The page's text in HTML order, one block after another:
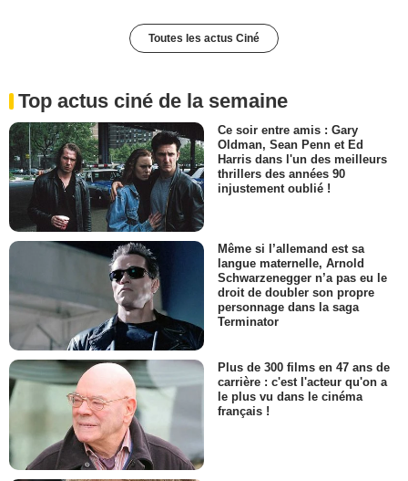
Toutes les actus Ciné
Top actus ciné de la semaine
Ce soir entre amis : Gary
Oldman, Sean Penn et Ed
Harris dans l'un des meilleurs
thrillers des années 90
injustement oublié !
Même si l’allemand est sa
langue maternelle, Arnold
Schwarzenegger n’a pas eu le
droit de doubler son propre
personnage dans la saga
Terminator
Plus de 300 films en 47 ans de
carrière : c'est l'acteur qu'on a
le plus vu dans le cinéma
français !